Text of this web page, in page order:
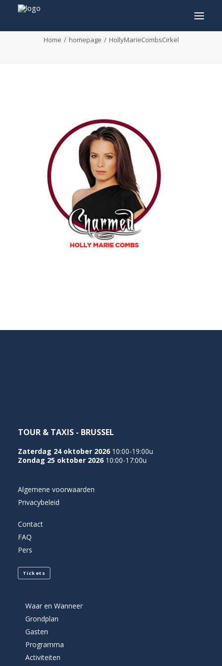
CONTACT
TICKETS
ENGLISH
FRANÇAIS
NEDERLANDS
Home homepage HollyMarieCombsCirkel
TOUR & TAXIS - BRUSSEL
Zaterdag 24 oktober 2026 10:00-19:00u
Zondag 25 oktober 2026 10:00-17:00u
Algemene voorwaarden
Privacybeleid
Contact
FAQ
Pers
Tickets
Waar en Wanneer
Grondplan
Gasten
Programma
Activiteiten